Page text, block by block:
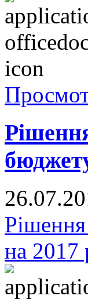
на 2017